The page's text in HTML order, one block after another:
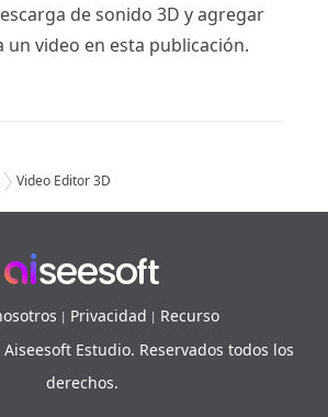
de sonido 3D y agregar
un video en esta publicación.
Video Editor 3D
| Privacidad | Recurso
Estudio. Reservados todos los
derechos.